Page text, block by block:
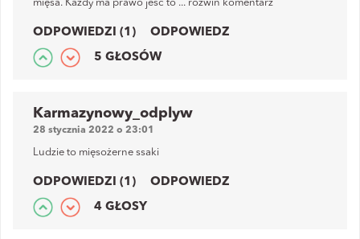
mięsa. Każdy ma prawo jeść to ... rozwiń komentarz
ODPOWIEDZI (1) ODPOWIEDZ
5 GŁOSÓW
Karmazynowy_odplyw
28 stycznia 2022 o 23:01
Ludzie to mięsożerne ssaki
ODPOWIEDZI (1) ODPOWIEDZ
4 GŁOSY